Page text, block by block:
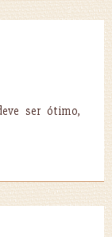
ser ótimo,